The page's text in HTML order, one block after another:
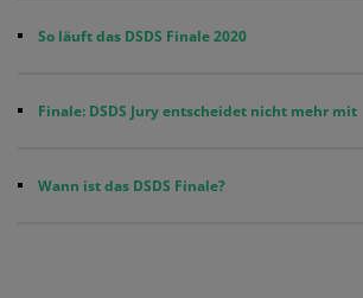
So läuft das DSDS Finale 2020
Finale: DSDS Jury entscheidet nicht mehr mit
Wann ist das DSDS Finale?